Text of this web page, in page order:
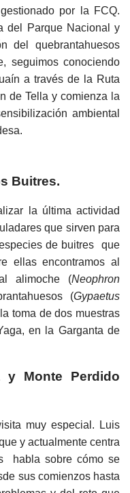
por la FCQ.
del Parque Nacional y
del quebrantahuesos
seguimos conociendo
a través de la Ruta
de Tella y comienza la
ambiental
Buitres.
la última actividad
que sirven para
de buitres que
ellas encontramos al
alimoche (Neophron
(Gypaetus
toma de dos muestras
en la Garganta de
Monte Perdido
muy especial. Luis
y actualmente centra
habla sobre cómo se
sus comienzos hasta